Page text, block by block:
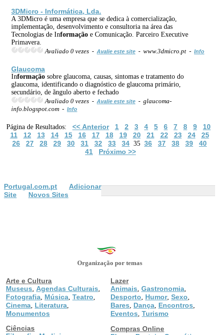
3DMicro - Informática, Lda.
A 3DMicro é uma empresa que se dedica à comercialização,
implementação, desenvolvimento e consultoria na área das
Tecnologias de Informação e Comunicação. Parceiro Executive
Primavera.
Avaliado 0 vezes - Avalie este site - www.3dmicro.pt - Info
Glaucoma
Informação sobre glaucoma, causas, sintomas e tratamento do
glaucoma, identificando o diagnóstico de glaucoma primário,
secundário, de ãngulo aberto e fechado
Avaliado 0 vezes - Avalie este site - glaucoma-
info.blogspot.com - Info
Página de Resultados: << Anterior 1 2 3 4 5 6 7 8 9
10
11
12 13 14 15 16 17 18 19 20 21 22 23 24
25
26
27 28 29 30 31 32 33 34 35 36 37 38 39
40
41
Próximo >>
Portugal.com.pt
Adicionar
Site
Novos Sites
Organização por temas
Arte e Cultura
Museus
Agendas Culturais
Fotografia Música Teatro
Cinema Literatura
Monumentos
Ciências
Lazer
Animais Gastronomia
Desporto Humor, Sexo
Bares Dança Encontros
Eventos Turismo
Compras Online